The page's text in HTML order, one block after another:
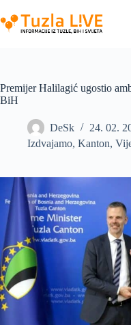
to
content
Premijer Halilagić ugostio
BiH
DeSk
24. 02.
Izdvajamo, Kanton,